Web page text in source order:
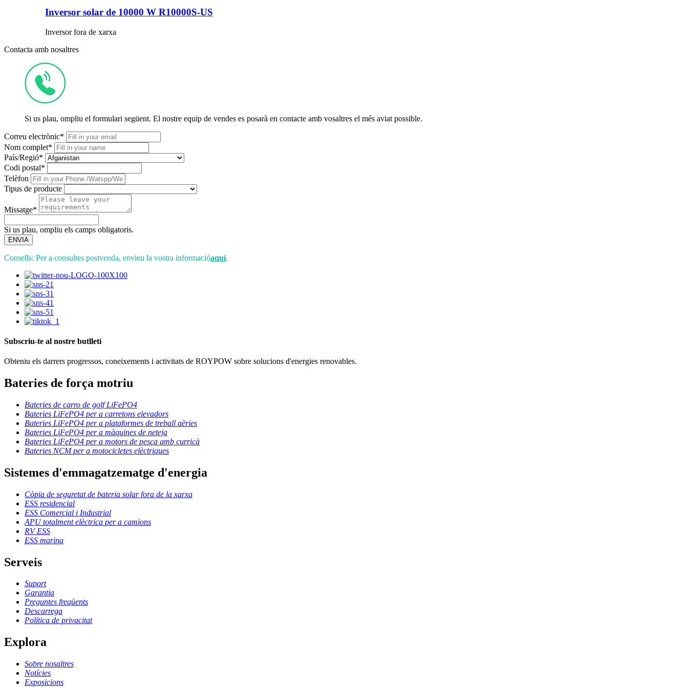
Inversor solar de 10000 W R10000S-US
Inversor fora de xarxa
Contacta amb nosaltres
Si us plau, ompliu el formulari següent. El nostre equip de vendes es posarà en contacte amb vosaltres el més aviat possible.
Correu electrònic*
Nom complet*
País/Regió*
Codi postal*
Telèfon
Tipus de producte
Missatge*
Si us plau, ompliu els camps obligatoris.
ENVIA
Consells: Per a consultes postvenda, envieu la vostra informacióaquí.
Subscriu-te al nostre butlletí
Obteniu els darrers progressos, coneixements i activitats de ROYPOW sobre solucions d'energies renovables.
Bateries de força motriu
Bateries de carro de golf LiFePO4
Bateries LiFePO4 per a carretons elevadors
Bateries LiFePO4 per a plataformes de treball aèries
Bateries LiFePO4 per a màquines de neteja
Bateries LiFePO4 per a motors de pesca amb curricà
Bateries NCM per a motocicletes elèctriques
Sistemes d'emmagatzematge d'energia
Còpia de seguretat de bateria solar fora de la xarxa
ESS residencial
ESS Comercial i Industrial
APU totalment elèctrica per a camions
RV ESS
ESS marina
Serveis
Suport
Garantia
Preguntes freqüents
Descarrega
Política de privacitat
Explora
Sobre nosaltres
Notícies
Exposicions